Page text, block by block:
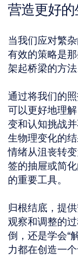
营造更好
当我们应对繁
有效的策略是
架起桥梁的方法
通过将我们的
可以更好地理
变和认知挑战
生物理变化的
情绪从沮丧转
签的抽屉或简
的重要工具。
归根结底，提
观察和调整的
倒，还是学会“
力都在创造一